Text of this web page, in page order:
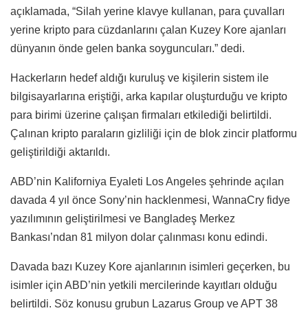
açıklamada, “Silah yerine klavye kullanan, para çuvalları
yerine kripto para cüzdanlarını çalan Kuzey Kore ajanları
dünyanın önde gelen banka soyguncuları.” dedi.
Hackerların hedef aldığı kuruluş ve kişilerin sistem ile
bilgisayarlarına eriştiği, arka kapılar oluşturduğu ve kripto
para birimi üzerine çalışan firmaları etkilediği belirtildi.
Çalınan kripto paraların gizliliği için de blok zincir platformu
geliştirildiği aktarıldı.
ABD’nin Kaliforniya Eyaleti Los Angeles şehrinde açılan
davada 4 yıl önce Sony’nin hacklenmesi, WannaCry fidye
yazılımının geliştirilmesi ve Bangladeş Merkez
Bankası’ndan 81 milyon dolar çalınması konu edindi.
Davada bazı Kuzey Kore ajanlarının isimleri geçerken, bu
isimler için ABD’nin yetkili mercilerinde kayıtları olduğu
belirtildi. Söz konusu grubun Lazarus Group ve APT 38